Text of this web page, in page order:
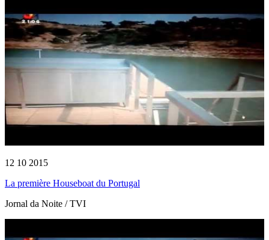
12 10 2015
La première Houseboat du Portugal
Jornal da Noite / TVI